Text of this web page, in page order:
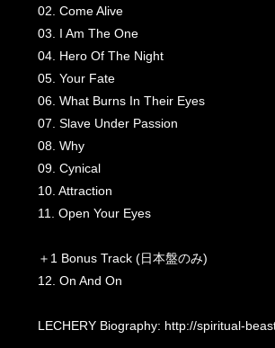
02. Come Alive
03. I Am The One
04. Hero Of The Night
05. Your Fate
06. What Burns In Their Eyes
07. Slave Under Passion
08. Why
09. Cynical
10. Attraction
11. Open Your Eyes
＋1 Bonus Track (日本盤のみ)
12. On And On
LECHERY Biography: http://spiritual-